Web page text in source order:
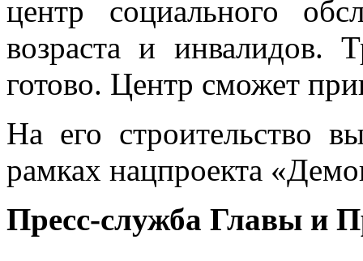
центр социального
возраста и инвалидов.
готово. Центр сможет
На его строительство
рамках нацпроекта
Пресс-служба Главы и